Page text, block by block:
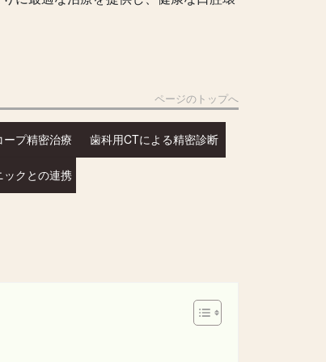
ページのトップへ
プ精密治療 歯科用CTによる精密診断
ックとの連携